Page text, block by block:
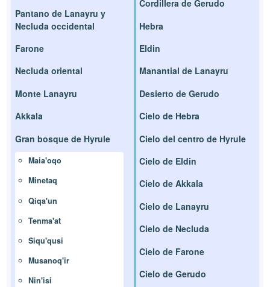
Pantano de Lanayru y
Necluda occidental
Farone
Necluda oriental
Monte Lanayru
Akkala
Gran bosque de Hyrule
Maia'oqo
Minetaq
Qiqa'un
Tenma'at
Siqu'qusi
Musanoq'ir
Nin'isi
Cordillera de Gerudo
Hebra
Eldin
Manantial de Lanayru
Desierto de Gerudo
Cielo de Hebra
Cielo del centro de Hyrule
Cielo de Eldin
Cielo de Akkala
Cielo de Lanayru
Cielo de Necluda
Cielo de Farone
Cielo de Gerudo